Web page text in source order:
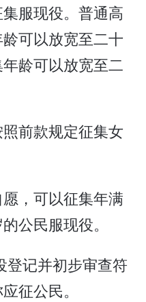
服现役。普通高
可以放宽至二十
龄可以放宽至二
前款规定征集女
，可以征集年满
公民服现役。
登记并初步审查符
征公民。